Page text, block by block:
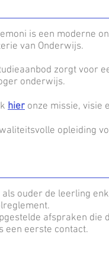
is een moderne
van Onderwijs.
zorgt voor
onderwijs.
hier onze missie, visie
opleiding
als ouder de leerling
afspraken die
een eerste contact.